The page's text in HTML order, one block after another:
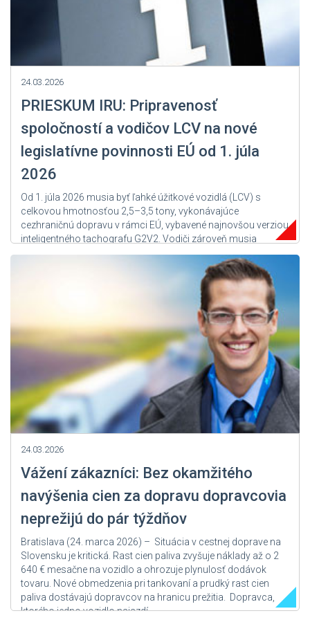
24.03.2026
PRIESKUM IRU: Pripravenosť
spoločností a vodičov LCV na nové
legislatívne povinnosti EÚ od 1. júla
2026
Od 1. júla 2026 musia byť ľahké úžitkové vozidlá (LCV) s
celkovou hmotnosťou 2,5–3,5 tony, vykonávajúce
cezhraničnú dopravu v rámci EÚ, vybavené najnovšou verziou
inteligentného tachografu G2V2. Vodiči zároveň musia
dodržiavať pravidlá EÚ týkajúce sa času jazdy a odpočinku a
smernicu „Lex specialis“ o vysielaní vodičov. Tieto nové
24.03.2026
Vážení zákazníci: Bez okamžitého
navýšenia cien za dopravu dopravcovia
neprežijú do pár týždňov
Bratislava (24. marca 2026) – Situácia v cestnej doprave na
Slovensku je kritická. Rast cien paliva zvyšuje náklady až o 2
640 € mesačne na vozidlo a ohrozuje plynulosť dodávok
tovaru. Nové obmedzenia pri tankovaní a prudký rast cien
paliva dostávajú dopravcov na hranicu prežitia. Dopravca,
ktorého jedno vozidlo najazdí...